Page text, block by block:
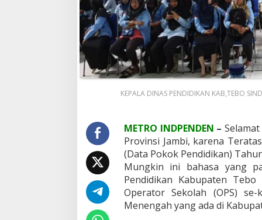
T
e
r
b
a
i
k
1
i
o
n
D
a
l
KEPALA DINAS PENDIDIKAN KAB,TEBO
METRO INDPENDEN –
Provinsi Jambi, karena
(Data Pokok Pendidikan)
Mungkin ini bahasa yang
Pendidikan Kabupaten
Operator Sekolah (OPS)
Menengah yang ada di